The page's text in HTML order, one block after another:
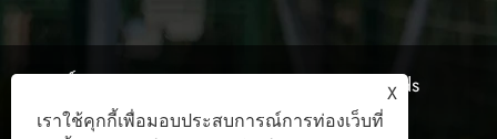
ลิขสิทธิ์© 2025 Shaoxing Jinlangte Sports Goods
Co., Ltd. สงวนลิขสิทธิ์
X
เราใช้คุกกี้เพื่อมอบประสบการณ์การท่องเว็บที่